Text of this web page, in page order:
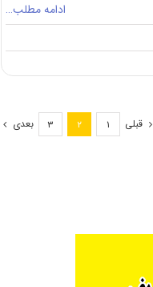
ادامه مطلب…
قبلی ۱ ۲ ۳ بعدی